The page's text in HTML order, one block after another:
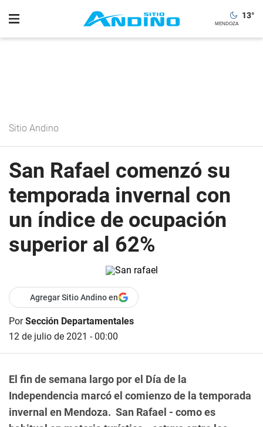
13°
Sitio Andino
San Rafael comenzó su
temporada invernal con
un índice de ocupación
superior al 62%
Agregar Sitio Andino en
PorSección Departamentales
12 de julio de 2021 - 00:00
El fin de semana largo por el Día de la
Independencia marcó el comienzo de la temporada
invernal en Mendoza. San Rafael - como es